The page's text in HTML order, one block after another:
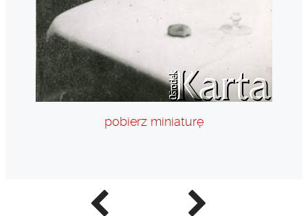
Poprzednie
zdjęcie
Następne
zdjęcie
pobierz miniaturę